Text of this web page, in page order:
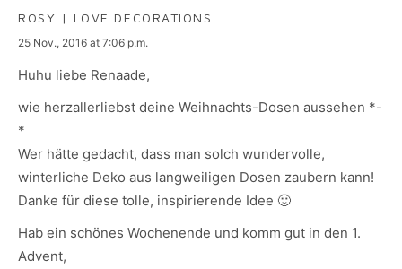
ROSY | LOVE DECORATIONS
says:
25 Nov., 2016 at 7:06 p.m.
Huhu liebe Renaade,
wie herzallerliebst deine Weihnachts-Dosen aussehen *-
*
Wer hätte gedacht, dass man solch wundervolle,
winterliche Deko aus langweiligen Dosen zaubern kann!
Danke für diese tolle, inspirierende Idee 🙂
Hab ein schönes Wochenende und komm gut in den 1.
Advent,